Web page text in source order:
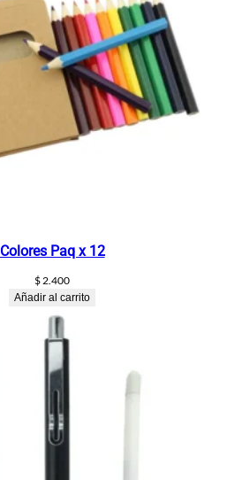
Colores Paq x 12
$2.400
Añadir al carrito